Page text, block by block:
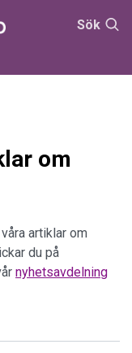
Sök
om
artiklar om
du på
nyhetsavdelning